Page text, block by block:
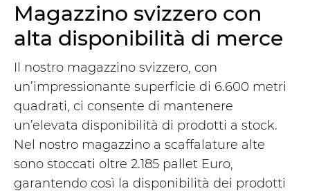
Magazzino svizzero con
alta disponibilità di merce
Il nostro magazzino svizzero, con
un’impressionante superficie di 6.600 metri
quadrati, ci consente di mantenere
un’elevata disponibilità di prodotti a stock.
Nel nostro magazzino a scaffalature alte
sono stoccati oltre 2.185 pallet Euro,
garantendo così la disponibilità dei prodotti